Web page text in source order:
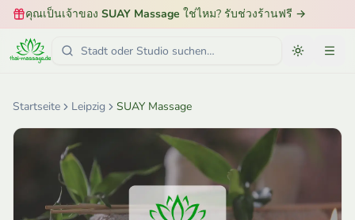
คุณเป็นเจ้าของ SUAY Massage ใช่ไหม? รับช่วงร้านฟรี →
Startseite Leipzig SUAY Massage